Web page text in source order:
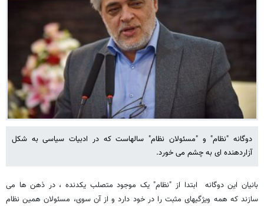
دوگانه "نظام" و "مسئولان نظام" سالهاست که در ادبیات سیاسی به شکل
آزاردهنده ای به چشم می خورد.
بانیان این دوگانه ابتدا از "نظام" یک موجود متصلب یکدنده ، در ذهن ها می
سازند که همه ویژگیهای مثبت را در خود دارد و از آن سوی، مسئولان همین نظام